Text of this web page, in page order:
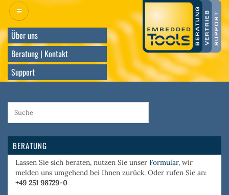
Direkt
zum
InhaltÜber uns
Beratung | Kontakt
Support
BERATUNG
Lassen Sie sich beraten, nutzen Sie unser Formular, wir
melden uns umgehend bei Ihnen zurück. Oder rufen Sie an:
+49 251 98729-0